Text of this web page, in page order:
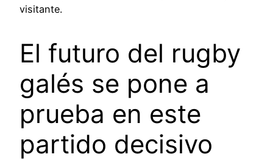
visitante.
El futuro del rugby
galés se pone a
prueba en este
partido decisivo